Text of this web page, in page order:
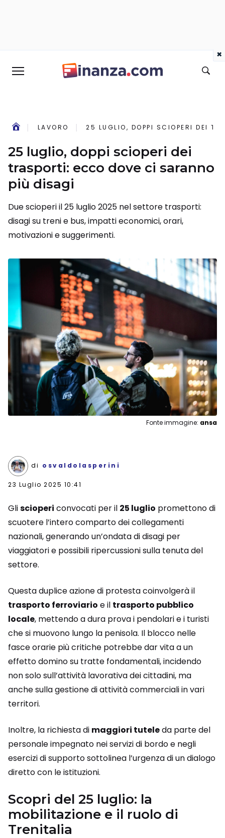
LAVORO 25 LUGLIO, DOPPI SCIOPERI DEI
25 luglio, doppi scioperi dei
trasporti: ecco dove ci saranno
più disagi
Due scioperi il 25 luglio 2025 nel settore trasporti:
disagi su treni e bus, impatti economici, orari,
motivazioni e suggerimenti.
Fonte immagine: ansa
di osvaldolasperini
23 Luglio 2025 10:41
Gliscioperi convocati per il 25 luglio promettono di
scuotere l’intero comparto dei collegamenti
nazionali, generando un’ondata di disagi per
viaggiatori e possibili ripercussioni sulla tenuta del
settore.
Questa duplice azione di protesta coinvolgerà il
trasporto ferroviario e il trasporto pubblico
locale, mettendo a dura prova i pendolari e i turisti
che si muovono lungo la penisola. Il blocco nelle
fasce orarie più critiche potrebbe dar vita a un
effetto domino su tratte fondamentali, incidendo
non solo sull’attività lavorativa dei cittadini, ma
anche sulla gestione di attività commerciali in vari
territori.
Inoltre, la richiesta di maggiori tuteleda parte del
personale impegnato nei servizi di bordo e negli
esercizi di supporto sottolinea l’urgenza di un dialogo
diretto con le istituzioni.
Scopri del 25 luglio: la
mobilitazione e il ruolo di
Trenitalia
×